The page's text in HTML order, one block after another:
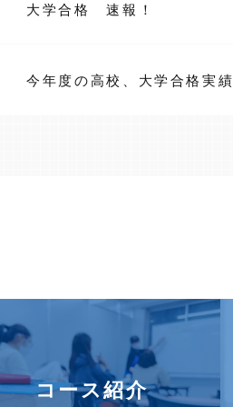
大学合格 速報！
今年度の高校、大学合格実績
コース紹介